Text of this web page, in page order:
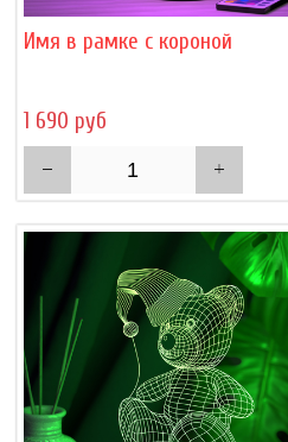
Имя в рамке с короной
1 690 руб